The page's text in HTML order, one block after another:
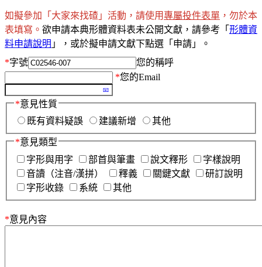
如擬參加「大家來找碴」活動，請使用專屬投件表單 ，勿於本
表填寫。 欲申請本典形體資料表未公開文獻，請參考「 形體資
料申請說明 」，或於擬申請文獻下點選「申請」。
*字號
您的稱呼
*您的Email
*意見性質
既有資料疑誤
建議新增 其他
*意見類型
字形與用字
部首與筆畫 說文釋形
字樣說明
音讀（注音/漢拼）
釋義 關鍵文獻
研訂說明
字形收錄
系統 其他
*意見內容